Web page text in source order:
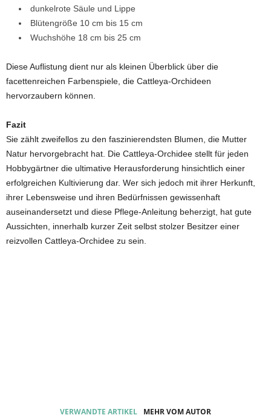
dunkelrote Säule und Lippe
Blütengröße 10 cm bis 15 cm
Wuchshöhe 18 cm bis 25 cm
Diese Auflistung dient nur als kleinen Überblick über die
facettenreichen Farbenspiele, die Cattleya-Orchideen
hervorzaubern können.
Fazit
Sie zählt zweifellos zu den faszinierendsten Blumen, die Mutter
Natur hervorgebracht hat. Die Cattleya-Orchidee stellt für jeden
Hobbygärtner die ultimative Herausforderung hinsichtlich einer
erfolgreichen Kultivierung dar. Wer sich jedoch mit ihrer Herkunft,
ihrer Lebensweise und ihren Bedürfnissen gewissenhaft
auseinandersetzt und diese Pflege-Anleitung beherzigt, hat gute
Aussichten, innerhalb kurzer Zeit selbst stolzer Besitzer einer
reizvollen Cattleya-Orchidee zu sein.
VERWANDTE ARTIKEL MEHR VOM AUTOR